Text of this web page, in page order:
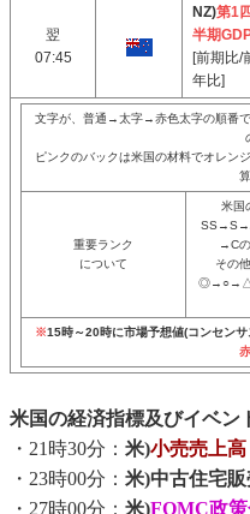
翌
07:45
NZ)第1四
半期
[前期比/
年比]
文字が、普通→太字→赤色太字の順番
ピンクのバックは米国の材料でオレン
重要ランク
について
米国
→C
その
※15時～20時に市場予想値(コンセン
米国の経済指標及びイベン
・21時30分： 米)小売売上高
・23時00分： 米)中古住宅
・27時00分： 米)FOMC政策